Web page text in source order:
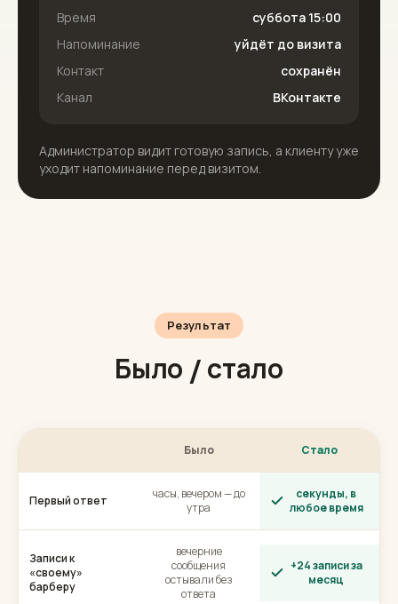
Время
суббота 15:00
Напоминание
уйдёт до визита
Контакт
сохранён
Канал
ВКонтакте
Администратор видит готовую запись, а клиенту уже
уходит напоминание перед визитом.
Результат
Было / стало
Было Стало
Первый ответ
часы, вечером — до
утра
секунды, в
любое время
Записи к
«своему»
барберу
вечерние
сообщения
остывали без
ответа
+24 записи за
месяц